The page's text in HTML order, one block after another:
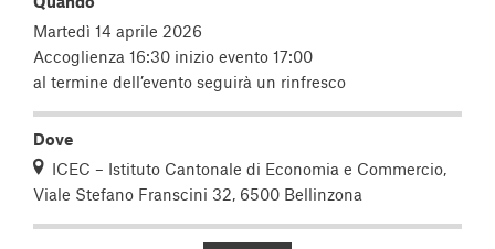
Martedì 14 aprile 2026
Accoglienza 16:30 inizio evento 17:00
al termine dell’evento seguirà un rinfresco
Dove
ICEC – Istituto Cantonale di Economia e Commercio,
Viale Stefano Franscini 32, 6500 Bellinzona